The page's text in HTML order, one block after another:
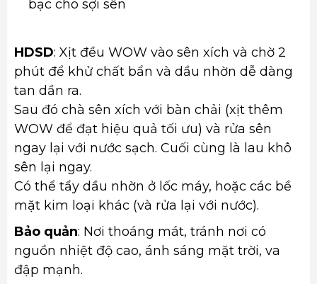
bạc cho sợi sên
HDSD: Xịt đều WOW vào sên xích và chờ 2
phút để khử chất bẩn và dầu nhờn dễ dàng
tan dần ra.
Sau đó chà sên xích với bàn chải (xịt thêm
WOW để đạt hiệu quả tối ưu) và rửa sên
ngay lại với nước sạch. Cuối cùng là lau khô
sên lại ngay.
Có thể tẩy dầu nhờn ở lốc máy, hoặc các bề
mặt kim loại khác (và rửa lại với nước).
Bảo quản: Nơi thoáng mát, tránh nơi có
nguồn nhiệt độ cao, ánh sáng mặt trời, va
đập mạnh.